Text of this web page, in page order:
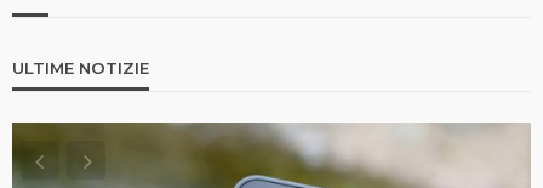
ULTIME NOTIZIE